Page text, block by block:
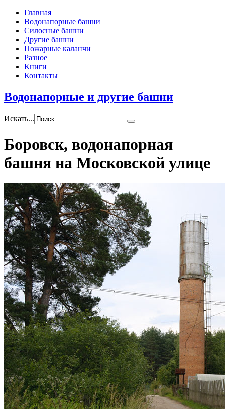
Главная
Водонапорные башни
Силосные башни
Другие башни
Пожарные каланчи
Разное
Книги
Контакты
Водонапорные и другие башни
Искать...
Боровск, водонапорная
башня на Московской улице